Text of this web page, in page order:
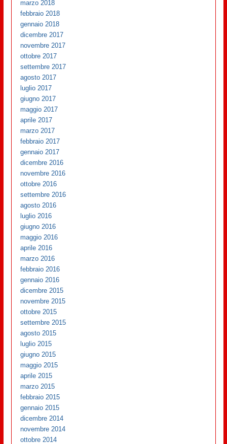
marzo 2018
febbraio 2018
gennaio 2018
dicembre 2017
novembre 2017
ottobre 2017
settembre 2017
agosto 2017
luglio 2017
giugno 2017
maggio 2017
aprile 2017
marzo 2017
febbraio 2017
gennaio 2017
dicembre 2016
novembre 2016
ottobre 2016
settembre 2016
agosto 2016
luglio 2016
giugno 2016
maggio 2016
aprile 2016
marzo 2016
febbraio 2016
gennaio 2016
dicembre 2015
novembre 2015
ottobre 2015
settembre 2015
agosto 2015
luglio 2015
giugno 2015
maggio 2015
aprile 2015
marzo 2015
febbraio 2015
gennaio 2015
dicembre 2014
novembre 2014
ottobre 2014